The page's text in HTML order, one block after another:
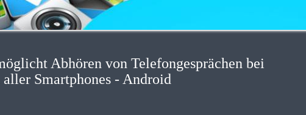
Abhören von Telefongesprächen bei
Smartphones - Android